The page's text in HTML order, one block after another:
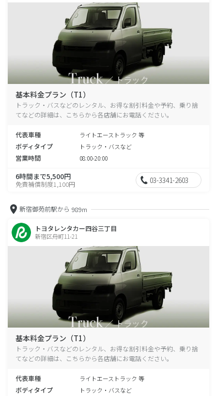
基本料金プラン（T1）
トラック・バスなどのレンタル、お得な割引料金や予約、乗り捨
てなどの詳細は、こちらから各店舗にお電話ください。
代表車種 ライトエーストラック 等
ボディタイプ トラック・バスなど
営業時間 08:00-20:00
6時間まで5,500円
免責補償制度1,100円 03-3341-2603
新宿御苑前駅から 989m
トヨタレンタカー四谷三丁目
新宿区舟町11-21
基本料金プラン（T1）
トラック・バスなどのレンタル、お得な割引料金や予約、乗り捨
てなどの詳細は、こちらから各店舗にお電話ください。
代表車種 ライトエーストラック 等
ボディタイプ トラック・バスなど